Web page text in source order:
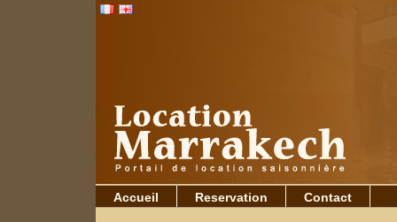
Accueil Reservation Contact